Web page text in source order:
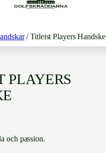
/ Titleist Players Handske
PLAYERS
och passion.